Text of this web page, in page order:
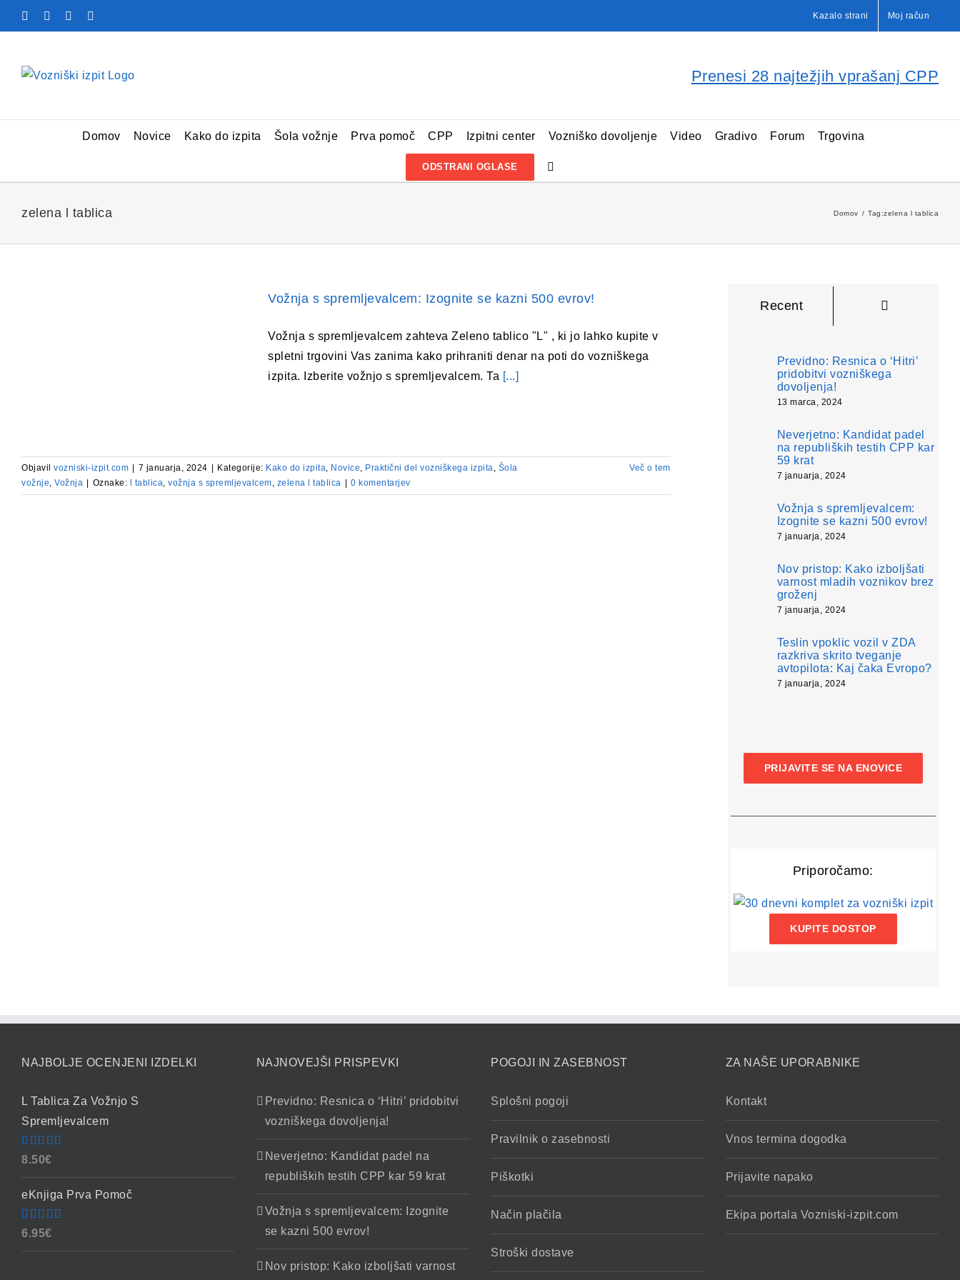
Skip
to
FacebookYouTube
Rss Kazalo strani Moj račun
Prenesi 28 najtežjih vprašanj CPP
Domov Novice Kako do izpita Šola vožnje Prva pomoč CPP Izpitni center Vozniško dovoljenje Video Gradivo Forum Trgovina
ODSTRANI OGLASE
zelena l tablica Domov Tag:zelena l tablica
Vožnja s spremljevalcem: Izognite se kazni 500 evrov!
Vožnja s spremljevalcem zahteva Zeleno tablico "L" , ki jo lahko kupite v
spletni trgovini Vas zanima kako prihraniti denar na poti do vozniškega
izpita. Izberite vožnjo s spremljevalcem. Ta [...]
Objavil vozniski-izpit.com | 7 januarja, 2024 | Kategorije: Kako do izpita Novice Praktični del vozniškega izpita
Šola
vožnje Vožnja | Oznake: l tablica vožnja s spremljevalcem zelena l tablica | 0 komentarjev
Več o tem
Recent
Previdno: Resnica o ‘Hitri’
pridobitvi vozniškega
dovoljenja!
13 marca, 2024
Neverjetno: Kandidat padel
na republiških testih CPP kar
59 krat
7 januarja, 2024
Vožnja s spremljevalcem:
Izognite se kazni 500 evrov!
7 januarja, 2024
Nov pristop: Kako izboljšati
varnost mladih voznikov brez
groženj
7 januarja, 2024
Teslin vpoklic vozil v ZDA
razkriva skrito tveganje
avtopilota: Kaj čaka Evropo?
7 januarja, 2024
PRIJAVITE SE NA ENOVICE
Priporočamo:
KUPITE DOSTOP
NAJBOLJE OCENJENI IZDELKI
L Tablica Za Vožnjo S
Spremljevalcem
Ocenjeno
8.50€
eKnjiga Prva Pomoč
Ocenjeno
6.95€
NAJNOVEJŠI PRISPEVKI
Previdno: Resnica o ‘Hitri’ pridobitvi
vozniškega dovoljenja!
Neverjetno: Kandidat padel na
republiških testih CPP kar 59 krat
Vožnja s spremljevalcem: Izognite
se kazni 500 evrov!
Nov pristop: Kako izboljšati varnost
POGOJI IN ZASEBNOST
Splošni pogoji
Pravilnik o zasebnosti
Piškotki
Način plačila
Stroški dostave
ZA NAŠE UPORABNIKE
Kontakt
Vnos termina dogodka
Prijavite napako
Ekipa portala Vozniski-izpit.com